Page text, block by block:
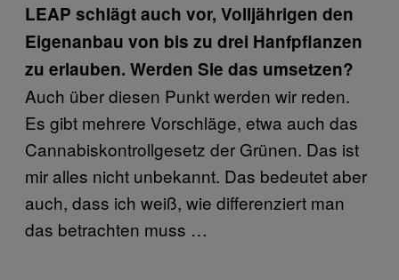
LEAP schlägt auch vor, Volljährigen den
Eigenanbau von bis zu drei Hanfpflanzen
zu erlauben. Werden Sie das umsetzen?
Auch über diesen Punkt werden wir reden.
Es gibt mehrere Vorschläge, etwa auch das
Cannabiskontrollgesetz der Grünen. Das ist
mir alles nicht unbekannt. Das bedeutet aber
auch, dass ich weiß, wie differenziert man
das betrachten muss …